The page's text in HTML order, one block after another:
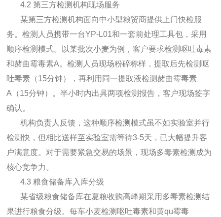
4.2 第三方检测机构现场服务
某第三方检测机构面向中小型粮贸商提供上门快检服
务。检测人员携带一台YP-L01和一套前处理工具包，采用
顺序检测模式。以某批次小麦为例，客户要求检测呕吐毒素
和赭曲霉毒素A。检测人员现场粉碎称样，提取后先检测呕
吐毒素（15分钟），再利用同一提取液检测赭曲霉毒素
A（15分钟）。半小时内出具两项检测报告，客户现场签字
确认。
机构负责人反馈，这种顺序检测模式虽不如实验室并行
检测快，但相比送样至实验室需等待3-5天，已大幅提升客
户满意度。对于需要紧急交易的场景，现场多毒素检测成为
核心竞争力。
4.3 粮食储备库入库分级
某省级粮食储备库在夏粮收购高峰期采用多毒素检测结
果进行粮食分级。每车小麦检测呕吐毒素和黄qu霉毒